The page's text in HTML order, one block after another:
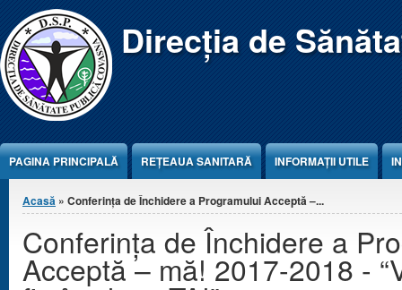
Jump to Content Direcția de
PAGINA PRINCIPALĂ REŢEAUA SANITARĂ INFORMAȚII UTILE
Eşti aici
Acasă » Conferința de Închidere a Programului Acceptă –...
Conferința de Închidere a
Acceptă – mă! 2017-2018 -